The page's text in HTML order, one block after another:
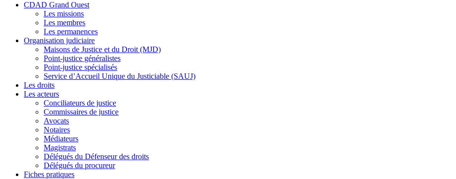
CDAD Grand Ouest
Les missions
Les membres
Les permanences
Organisation judiciaire
Maisons de Justice et du Droit (MJD)
Point-justice généralistes
Point-justice spécialisés
Service d’Accueil Unique du Justiciable (SAUJ)
Les droits
Les acteurs
Conciliateurs de justice
Commissaires de justice
Avocats
Notaires
Médiateurs
Magistrats
Délégués du Défenseur des droits
Délégués du procureur
Fiches pratiques